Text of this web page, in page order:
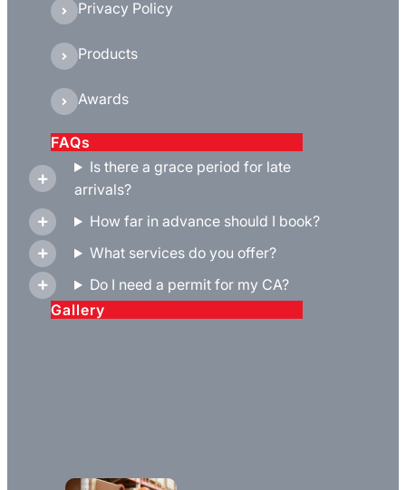
Privacy Policy
Products
Awards
FAQs
Is there a grace period for late
arrivals?
How far in advance should I book?
What services do you offer?
Do I need a permit for my CA?
Gallery